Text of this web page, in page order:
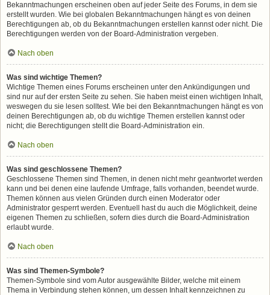
Bekanntmachungen erscheinen oben auf jeder Seite des Forums, in dem sie
erstellt wurden. Wie bei globalen Bekanntmachungen hängt es von deinen
Berechtigungen ab, ob du Bekanntmachungen erstellen kannst oder nicht. Die
Berechtigungen werden von der Board-Administration vergeben.
Nach oben
Was sind wichtige Themen?
Wichtige Themen eines Forums erscheinen unter den Ankündigungen und
sind nur auf der ersten Seite zu sehen. Sie haben meist einen wichtigen Inhalt,
weswegen du sie lesen solltest. Wie bei den Bekanntmachungen hängt es von
deinen Berechtigungen ab, ob du wichtige Themen erstellen kannst oder
nicht; die Berechtigungen stellt die Board-Administration ein.
Nach oben
Was sind geschlossene Themen?
Geschlossene Themen sind Themen, in denen nicht mehr geantwortet werden
kann und bei denen eine laufende Umfrage, falls vorhanden, beendet wurde.
Themen können aus vielen Gründen durch einen Moderator oder
Administrator gesperrt werden. Eventuell hast du auch die Möglichkeit, deine
eigenen Themen zu schließen, sofern dies durch die Board-Administration
erlaubt wurde.
Nach oben
Was sind Themen-Symbole?
Themen-Symbole sind vom Autor ausgewählte Bilder, welche mit einem
Thema in Verbindung stehen können, um dessen Inhalt kennzeichnen zu